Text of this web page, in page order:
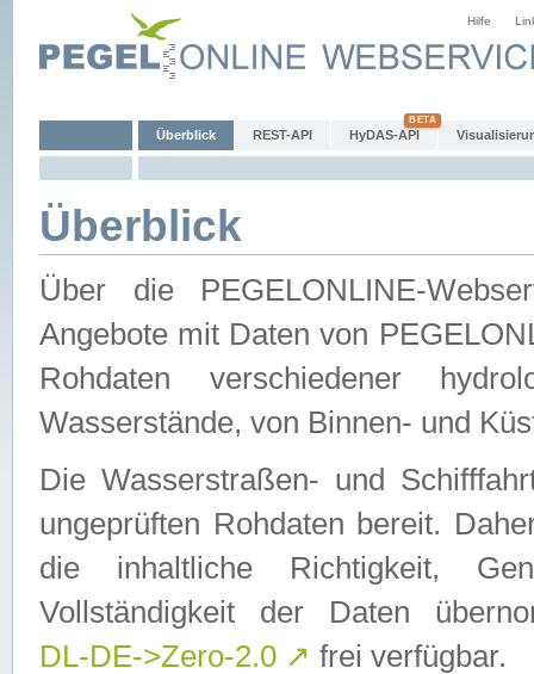
Hilfe
Überblick REST-API HyDAS-API
Überblick
Über die PEGELONLINE-
Angebote mit Daten von
Rohdaten verschiedener
Wasserstände, von Binnen- und
Die Wasserstraßen- und
ungeprüften Rohdaten bereit.
die inhaltliche Richtigkeit,
Vollständigkeit der Daten
DL-DE->Zero-2.0 ↗ frei verfügbar.